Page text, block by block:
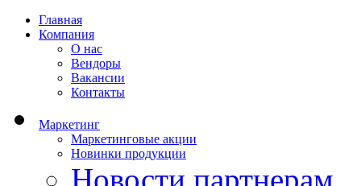
Главная
Компания
О нас
Вендоры
Вакансии
Контакты
Маркетинг
Маркетинговые акции
Новинки продукции